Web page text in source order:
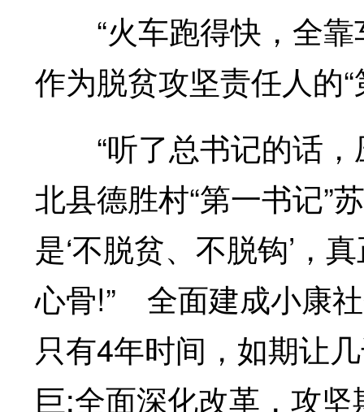
“火车跑得快，全靠
作为脱贫攻坚责任人的
“听了总书记的话，
北县德胜村“第一书记”
是‘不脱贫、不脱钩’，
心骨!” 全面建成小康
只有4年时间，如期让
巨;全面深化改革，攻